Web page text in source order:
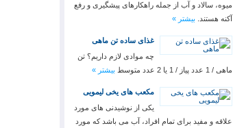
میوه، سالاد و آب از جمله راهکارهای پیشگیری و رفع
آکنه هستند. بیشتر »
غذای ساده تن ماهی
چه موادی لازم داریم؟ تن
ماهی / 1 عدد پیاز / 1 یا 2 عدد متوسط
بیشتر »
مکعب های یخی لیمویی
یکی از نوشیدنی های مورد
علاقه و مفید برای تمام افراد، آب می باشد که مورد